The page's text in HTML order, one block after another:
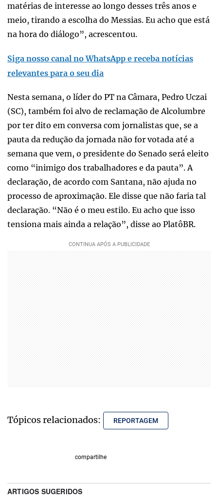
matérias de interesse ao longo desses três anos e
meio, tirando a escolha do Messias. Eu acho que está
na hora do diálogo”, acrescentou.
Siga nosso canal no WhatsApp e receba notícias
relevantes para o seu dia
Nesta semana, o líder do PT na Câmara, Pedro Uczai
(SC), também foi alvo de reclamação de Alcolumbre
por ter dito em conversa com jornalistas que, se a
pauta da redução da jornada não for votada até a
semana que vem, o presidente do Senado será eleito
como “inimigo dos trabalhadores e da pauta”. A
declaração, de acordo com Santana, não ajuda no
processo de aproximação. Ele disse que não faria tal
declaração. “Não é o meu estilo. Eu acho que isso
tensiona mais ainda a relação”, disse ao PlatôBR.
Tópicos relacionados: REPORTAGEM
compartilhe